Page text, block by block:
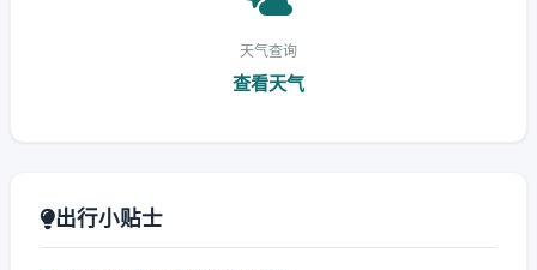
天气查询
查看天气
出行小贴士